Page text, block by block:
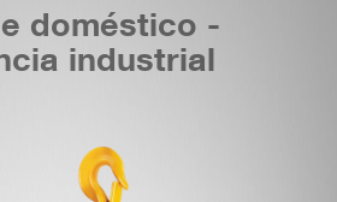
doméstico -
industrial